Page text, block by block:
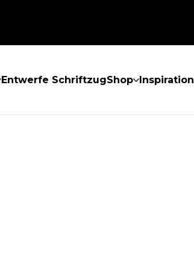
Entwerfe SchriftzugShop Inspiration